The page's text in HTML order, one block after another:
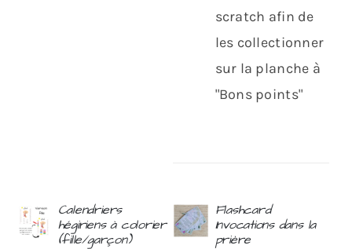
scratch afin de
les collectionner
sur la planche à
"Bons points"
AJOUTER
Calendriers
hégiriens à colorier
(fille/garçon)
AJOUTER
Flashcard
Invocations dans la
prière